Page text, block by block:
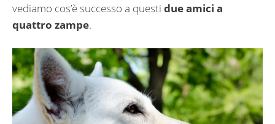
vediamo cos’è successo a questi due amici a
quattro zampe.